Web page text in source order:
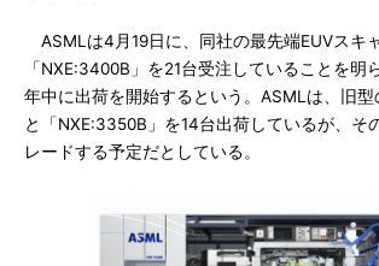
ASMLは4月19日に、同社の最先端EUVスキ
「NXE:3400B」を21台受注していることを明
年中に出荷を開始するという。ASMLは、旧型
と「NXE:3350B」を14台出荷しているが、そ
レードする予定だとしている。